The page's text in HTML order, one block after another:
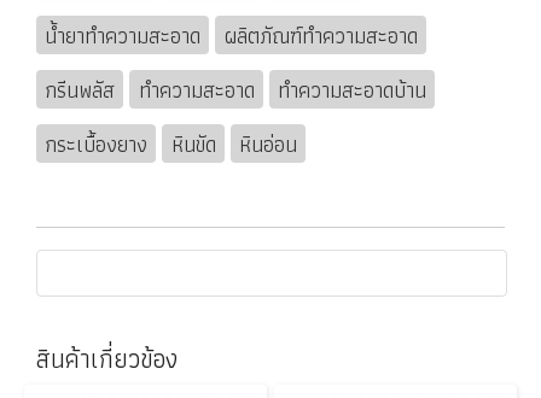
น้ำยาทำความสะอาด
ผลิตภัณฑ์ทำความสะอาด
กรีนพลัส
ทำความสะอาด
ทำความสะอาดบ้าน
กระเบื้องยาง
หินขัด หินอ่อน
สินค้าเกี่ยวข้อง